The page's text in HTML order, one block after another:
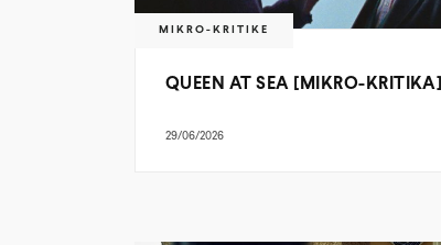
MIKRO-KRITIKE
QUEEN AT SEA [MIKRO-KRITIKA]
29/06/2026